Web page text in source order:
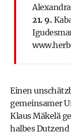
21. 9.
Einen
gemeinsamer
Klaus Mäkelä
halbes